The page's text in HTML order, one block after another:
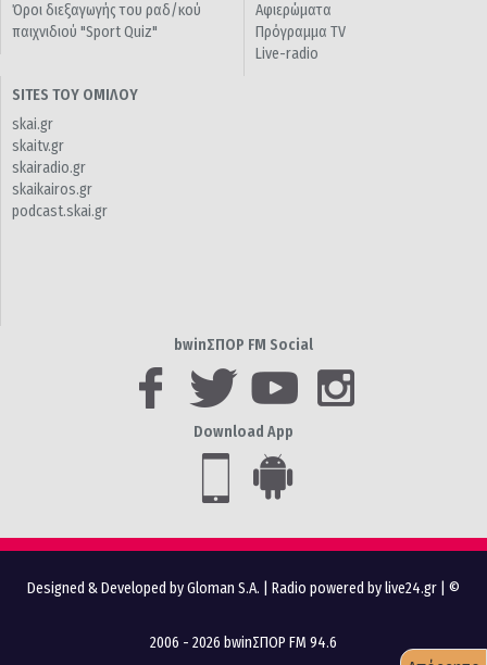
Όροι διεξαγωγής του ραδ/κού
παιχνιδιού "Sport Quiz"
Αφιερώματα
Πρόγραμμα TV
Live-radio
SITES ΤΟΥ ΟΜΙΛΟΥ
skai.gr
skaitv.gr
skairadio.gr
skaikairos.gr
podcast.skai.gr
bwinΣΠΟΡ FM Social
Download App
Designed & Developed by Gloman S.A. Radio powered by live24.gr | ©
2006 - 2026 bwinΣΠΟΡ FM 94.6